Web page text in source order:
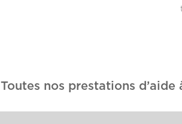
Toutes nos prestations